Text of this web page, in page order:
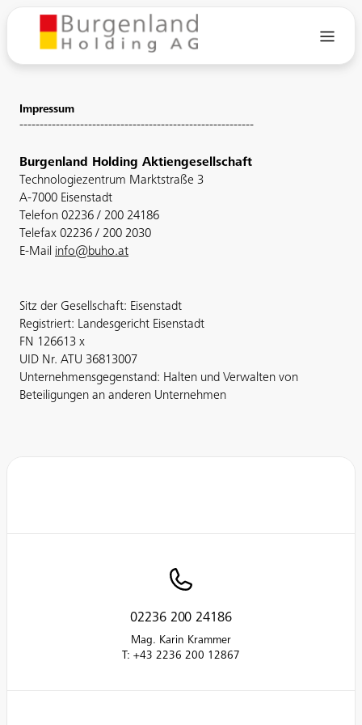
Impressum
----------------------------------------------------------
Burgenland Holding Aktiengesellschaft
Technologiezentrum Marktstraße 3
A-7000 Eisenstadt
Telefon 02236 / 200 24186
Telefax 02236 / 200 2030
E-Mail info@buho.at
Sitz der Gesellschaft: Eisenstadt
Registriert: Landesgericht Eisenstadt
FN 126613 x
UID Nr. ATU 36813007
Unternehmensgegenstand: Halten und Verwalten von
Beteiligungen an anderen Unternehmen
02236 200 24186
Mag. Karin Krammer
T: +43 2236 200 12867